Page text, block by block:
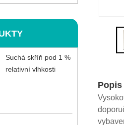
Suchá skříň pod 1 %
relativní vlhkosti
Popis